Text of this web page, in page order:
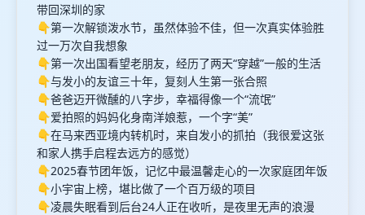
带回深圳的家
👇第一次解锁泼水节，虽然体验不佳，但一次真实体验胜
过一万次自我想象
👇第一次出国看望老朋友，经历了两天“穿越”一般的生活
👇与发小的友谊三十年，复刻人生第一张合照
👇爸爸迈开微醺的八字步，幸福得像一个“流氓”
👇爱拍照的妈妈化身南洋娘惹，一个字“美”
👇在马来西亚境内转机时，来自发小的抓拍（我很爱这张
和家人携手启程去远方的感觉）
👇2025春节团年饭，记忆中最温馨走心的一次家庭团年饭
👇小宇宙上榜，堪比做了一个百万级的项目
👇凌晨失眠看到后台24人正在收听，是夜里无声的浪漫